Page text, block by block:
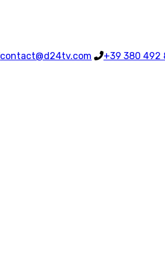
contact@d24tv.com +39 380 492